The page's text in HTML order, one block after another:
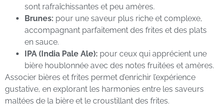
sont rafraîchissantes et peu amères.
Brunes: pour une saveur plus riche et complexe,
accompagnant parfaitement des frites et des plats
en sauce.
IPA (India Pale Ale): pour ceux qui apprécient une
bière houblonnée avec des notes fruitées et amères.
Associer bières et frites permet d’enrichir l’expérience
gustative, en explorant les harmonies entre les saveurs
maltées de la bière et le croustillant des frites.